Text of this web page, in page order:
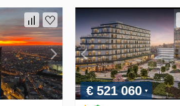
€ 521 060